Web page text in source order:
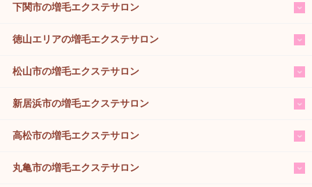
下関市の増毛エクステサロン
徳山エリアの増毛エクステサロン
松山市の増毛エクステサロン
新居浜市の増毛エクステサロン
高松市の増毛エクステサロン
丸亀市の増毛エクステサロン